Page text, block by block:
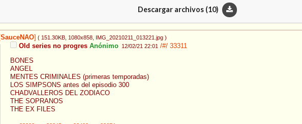
Descargar archivos (10)
SauceNAO ( 151.30KB , 1080x858 , IMG_20210211_013221.jpg )
Old series no progres Anónimo 12/02/21 22:01 /#/ 33311
BONES
ANGEL
MENTES CRIMINALES (primeras temporadas)
LOS SIMPSONS antes del episodio 300
CHADVALLEROS DEL ZODIACO
THE SOPRANOS
THE EX FILES